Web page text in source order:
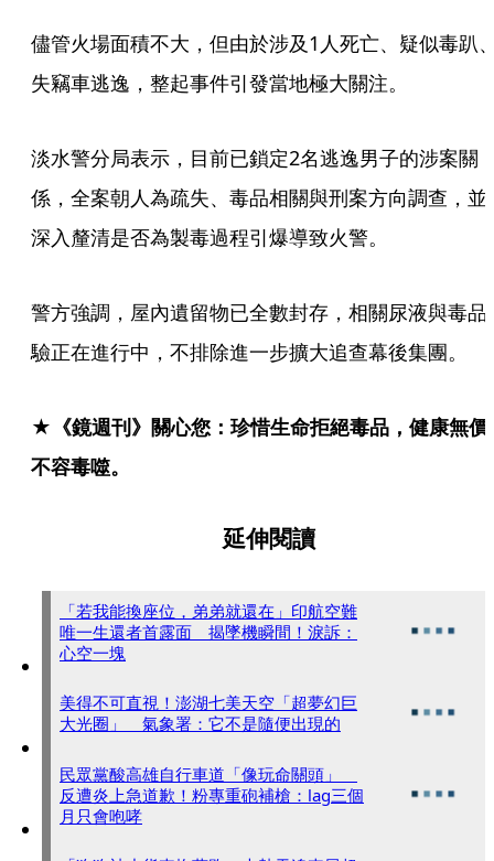
儘管火場面積不大，但由於涉及1人死亡、疑似毒趴
失竊車逃逸，整起事件引發當地極大關注。
淡水警分局表示，目前已鎖定2名逃逸男子的涉案關
係，全案朝人為疏失、毒品相關與刑案方向調查，並
深入釐清是否為製毒過程引爆導致火警。
警方強調，屋內遺留物已全數封存，相關尿液與毒品
驗正在進行中，不排除進一步擴大追查幕後集團。
★《鏡週刊》關心您：珍惜生命拒絕毒品，健康無價
不容毒噬。
延伸閱讀
「若我能換座位，弟弟就還在」印航空難
唯一生還者首露面 揭墜機瞬間！淚訴：
心空一塊
美得不可直視！澎湖七美天空「超夢幻巨
大光圈」 氣象署：它不是隨便出現的
民眾黨酸高雄自行車道「像玩命關頭」
反遭炎上急道歉！粉專重砲補槍：lag三個
月只會咆哮